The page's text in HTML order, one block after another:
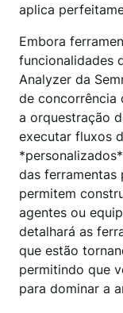
aplica
Embora
funcionalidades
Analyzer da
de concorrência
a orquestração
executar fluxos
das ferramentas
permitem
agentes ou
detalhará as
que estão
permitindo que
para dominar a